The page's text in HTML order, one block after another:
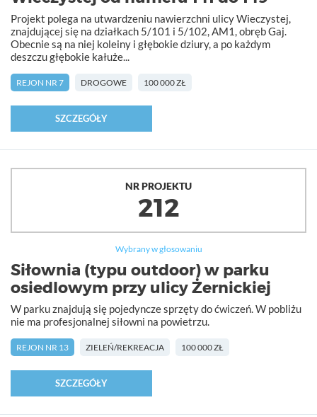
Projekt polega na utwardzeniu nawierzchni ulicy Wieczystej,
znajdującej się na działkach 5/101 i 5/102, AM1, obręb Gaj.
Obecnie są na niej koleiny i głębokie dziury, a po każdym
deszczu głębokie kałuże...
REJON NR 7 DROGOWE 100 000 ZŁ
SZCZEGÓŁY
NR PROJEKTU
212
Wybrany w głosowaniu
Siłownia (typu outdoor) w parku
osiedlowym przy ulicy Żernickiej
W parku znajdują się pojedyncze sprzęty do ćwiczeń. W pobliżu
nie ma profesjonalnej siłowni na powietrzu.
REJON NR 13 ZIELEŃ/REKREACJA 100 000 ZŁ
SZCZEGÓŁY